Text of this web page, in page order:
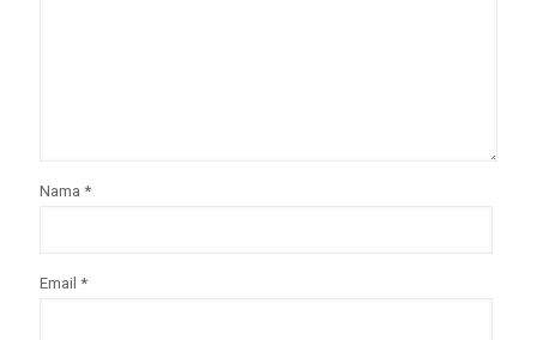
Nama *
Email *